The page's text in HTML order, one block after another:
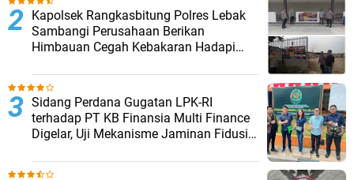
Kapolsek Rangkasbitung Polres Lebak
Sambangi Perusahaan Berikan
Himbauan Cegah Kebakaran Hadapi
Sidang Perdana Gugatan LPK-RI
terhadap PT KB Finansia Multi Finance
Digelar, Uji Mekanisme Jaminan Fidusia